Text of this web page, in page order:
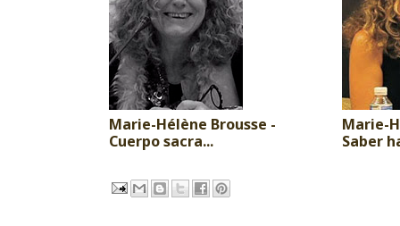
Marie-Hélène Brousse -
Cuerpo sacra...
Marie-
Saber